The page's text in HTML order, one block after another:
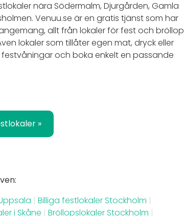
nära Södermalm, Djurgården, Gamla
Venuu.se är en gratis tjänst som har
allt från lokaler för fest och bröllop
lokaler som tillåter egen mat, dryck eller
och boka enkelt en passande
»
| Billiga festlokaler Stockholm |
i Skåne | Bröllopslokaler Stockholm |